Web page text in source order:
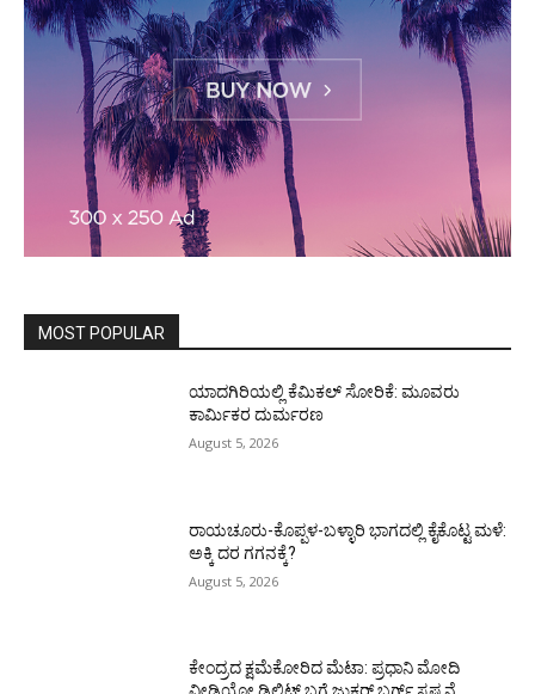
MOST POPULAR
ಯಾದಗಿರಿಯಲ್ಲಿ ಕೆಮಿಕಲ್ ಸೋರಿಕೆ: ಮೂವರು
ಕಾರ್ಮಿಕರ ದುರ್ಮರಣ
August 5, 2026
ರಾಯಚೂರು-ಕೊಪ್ಪಳ-ಬಳ್ಳಾರಿ ಭಾಗದಲ್ಲಿ ಕೈಕೊಟ್ಟ ಮಳೆ:
ಅಕ್ಕಿ ದರ ಗಗನಕ್ಕೆ?
August 5, 2026
ಕೇಂದ್ರದ ಕ್ಷಮೆಕೋರಿದ ಮೆಟಾ: ಪ್ರಧಾನಿ ಮೋದಿ